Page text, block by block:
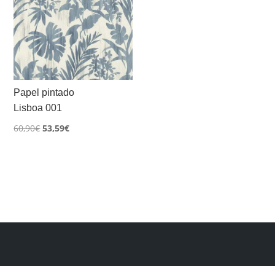
Papel pintado
Lisboa 001
60,90€El
53,59€El